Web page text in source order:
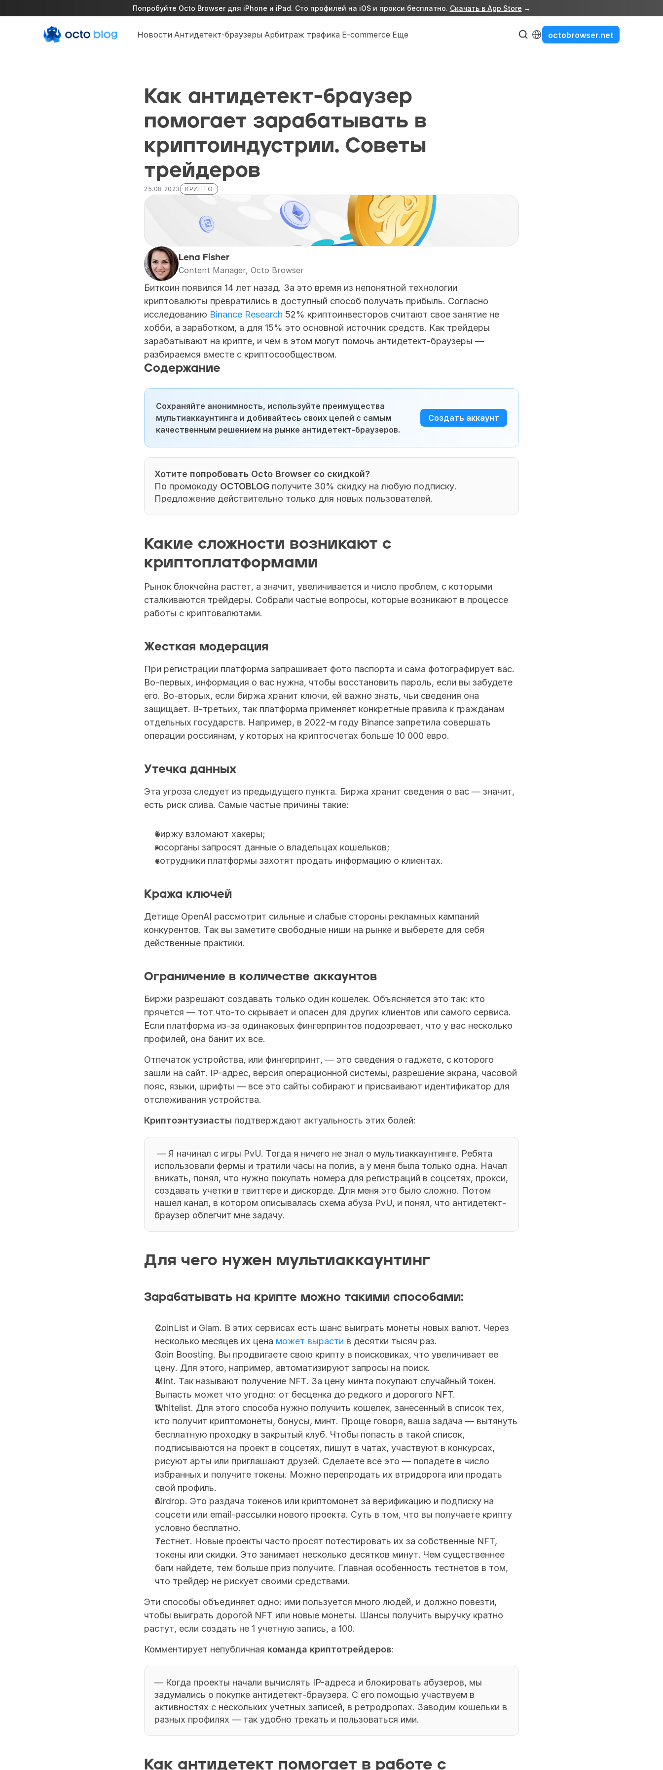
Попробуйте Octo Browser для iPhone и iPad. Сто профилей на iOS и прокси бесплатно. Скачать в App Store →
Новости Антидетект-браузеры Арбитраж трафика E-commerce Еще
Select Language
octobrowser.net
Как антидетект-браузер
помогает зарабатывать в
криптоиндустрии. Советы
трейдеров
25.08.2023 КРИПТО
Lena Fisher
Content Manager, Octo Browser
Биткоин появился 14 лет назад. За это время из непонятной технологии
криптовалюты превратились в доступный способ получать прибыль. Согласно
исследованию Binance Research 52% криптоинвесторов считают свое занятие не
хобби, а заработком, а для 15% это основной источник средств. Как трейдеры
зарабатывают на крипте, и чем в этом могут помочь антидетект-браузеры —
разбираемся вместе с криптосообществом.
Содержание
Сохраняйте анонимность, используйте преимущества
мультиаккаунтинга и добивайтесь своих целей с самым
качественным решением на рынке антидетект-браузеров.
Создать аккаунт
Хотите попробовать Octo Browser со скидкой?
По промокоду OCTOBLOG получите 30% скидку на любую подписку.
Предложение действительно только для новых пользователей.
Какие сложности возникают с
криптоплатформами
Рынок блокчейна растет, а значит, увеличивается и число проблем, с которыми
сталкиваются трейдеры. Собрали частые вопросы, которые возникают в процессе
работы с криптовалютами.
Жесткая модерация
При регистрации платформа запрашивает фото паспорта и сама фотографирует вас.
Во-первых, информация о вас нужна, чтобы восстановить пароль, если вы забудете
его. Во-вторых, если биржа хранит ключи, ей важно знать, чьи сведения она
защищает. В-третьих, так платформа применяет конкретные правила к гражданам
отдельных государств. Например, в 2022-м году Binance запретила совершать
операции россиянам, у которых на криптосчетах больше 10 000 евро.
Утечка данных
Эта угроза следует из предыдущего пункта. Биржа хранит сведения о вас — значит,
есть риск слива. Самые частые причины такие:
биржу взломают хакеры;
госорганы запросят данные о владельцах кошельков;
сотрудники платформы захотят продать информацию о клиентах.
Кража ключей
Детище OpenAI рассмотрит сильные и слабые стороны рекламных кампаний
конкурентов. Так вы заметите свободные ниши на рынке и выберете для себя
действенные практики.
Ограничение в количестве аккаунтов
Биржи разрешают создавать только один кошелек. Объясняется это так: кто
прячется — тот что-то скрывает и опасен для других клиентов или самого сервиса.
Если платформа из-за одинаковых фингерпринтов подозревает, что у вас несколько
профилей, она банит их все.
Отпечаток устройства, или фингерпринт, — это сведения о гаджете, с которого
зашли на сайт. IP-адрес, версия операционной системы, разрешение экрана, часовой
пояс, языки, шрифты — все это сайты собирают и присваивают идентификатор для
отслеживания устройства.
Криптоэнтузиасты подтверждают актуальность этих болей:
использовали фермы и тратили часы на полив, а у меня была только одна. Начал
вникать, понял, что нужно покупать номера для регистраций в соцсетях, прокси,
создавать учетки в твиттере и дискорде. Для меня это было сложно. Потом
нашел канал, в котором описывалась схема абуза PvU, и понял, что антидетект-
браузер облегчит мне задачу.
Для чего нужен мультиаккаунтинг
Зарабатывать на крипте можно такими способами:
CoinList и Glam. В этих сервисах есть шанс выиграть монеты новых валют. Через
несколько месяцев их цена может вырасти в десятки тысяч раз.
Coin Boosting. Вы продвигаете свою крипту в поисковиках, что увеличивает ее
цену. Для этого, например, автоматизируют запросы на поиск.
Mint. Так называют получение NFT. За цену минта покупают случайный токен.
Выпасть может что угодно: от бесценка до редкого и дорогого NFT.
Whitelist. Для этого способа нужно получить кошелек, занесенный в список тех,
кто получит криптомонеты, бонусы, минт. Проще говоря, ваша задача — вытянуть
бесплатную проходку в закрытый клуб. Чтобы попасть в такой список,
подписываются на проект в соцсетях, пишут в чатах, участвуют в конкурсах,
рисуют арты или приглашают друзей. Сделаете все это — попадете в число
избранных и получите токены. Можно перепродать их втридорога или продать
свой профиль.
Airdrop. Это раздача токенов или криптомонет за верификацию и подписку на
соцсети или email-рассылки нового проекта. Суть в том, что вы получаете крипту
условно бесплатно.
Тестнет. Новые проекты часто просят потестировать их за собственные NFT,
токены или скидки. Это занимает несколько десятков минут. Чем существеннее
баги найдете, тем больше приз получите. Главная особенность тестнетов в том,
что трейдер не рискует своими средствами.
Эти способы объединяет одно: ими пользуется много людей, и должно повезти,
чтобы выиграть дорогой NFT или новые монеты. Шансы получить выручку кратно
растут, если создать не 1 учетную запись, а 100.
Комментирует непубличная команда криптотрейдеров:
— Когда проекты начали вычислять IP-адреса и блокировать абузеров, мы
задумались о покупке антидетект-браузера. С его помощью участвуем в
активностях с нескольких учетных записей, в ретродропах. Заводим кошельки в
разных профилях — так удобно трекать и пользоваться ими.
Как антидетект помогает в работе с